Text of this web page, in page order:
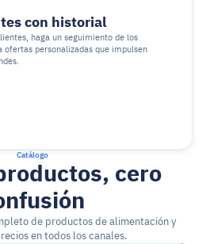
con historial
haga un seguimiento de los
ofertas personalizadas que impulsen
Catálogo
cero
de productos de alimentación y
en todos los canales.